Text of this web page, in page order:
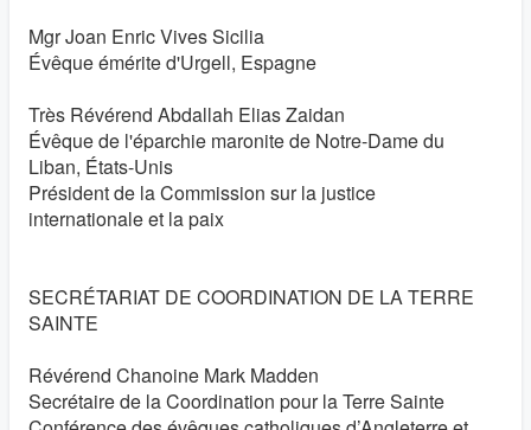
Mgr Joan Enric Vives Sicilia
Évêque émérite d'Urgell, Espagne
Très Révérend Abdallah Elias Zaidan
Évêque de l'éparchie maronite de Notre-Dame du
Liban, États-Unis
Président de la Commission sur la justice
internationale et la paix
SECRÉTARIAT DE COORDINATION DE LA TERRE
SAINTE
Révérend Chanoine Mark Madden
Secrétaire de la Coordination pour la Terre Sainte